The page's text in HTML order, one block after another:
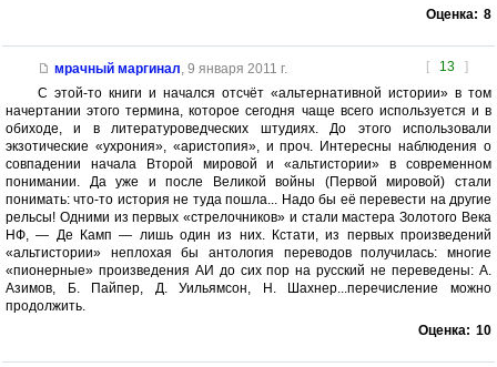
Оценка: 8
[ 13 ]
мрачный маргинал, 9 января 2011 г.
С этой-то книги и начался отсчёт «альтернативной истории» в том
начертании этого термина, которое сегодня чаще всего используется и в
обиходе, и в литературоведческих штудиях. До этого использовали
экзотические «ухрония», «аристопия», и проч. Интересны наблюдения о
совпадении начала Второй мировой и «альтистории» в современном
понимании. Да уже и после Великой войны (Первой мировой) стали
понимать: что-то история не туда пошла... Надо бы её перевести на другие
рельсы! Одними из первых «стрелочников» и стали мастера Золотого Века
НФ, — Де Камп — лишь один из них. Кстати, из первых произведений
«альтистории» неплохая бы антология переводов получилась: многие
«пионерные» произведения АИ до сих пор на русский не переведены: А.
Азимов, Б. Пайпер, Д. Уильямсон, Н. Шахнер...перечисление можно
продолжить.
Оценка: 10